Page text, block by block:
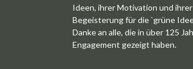
Ideen, ihrer Motivation und ihrer
Begeisterung für die `grüne
Danke an alle, die in über 125
Engagement gezeigt haben.